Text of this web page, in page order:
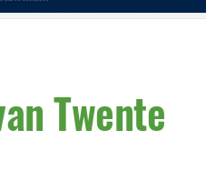
Twente